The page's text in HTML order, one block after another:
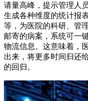
请量高峰，提示管理人
生成各种维度的统计报
等，为医院的科研、管
邮寄的病案，系统可一
物流信息。这意味着，
出来，将更多时间归还
的回归。